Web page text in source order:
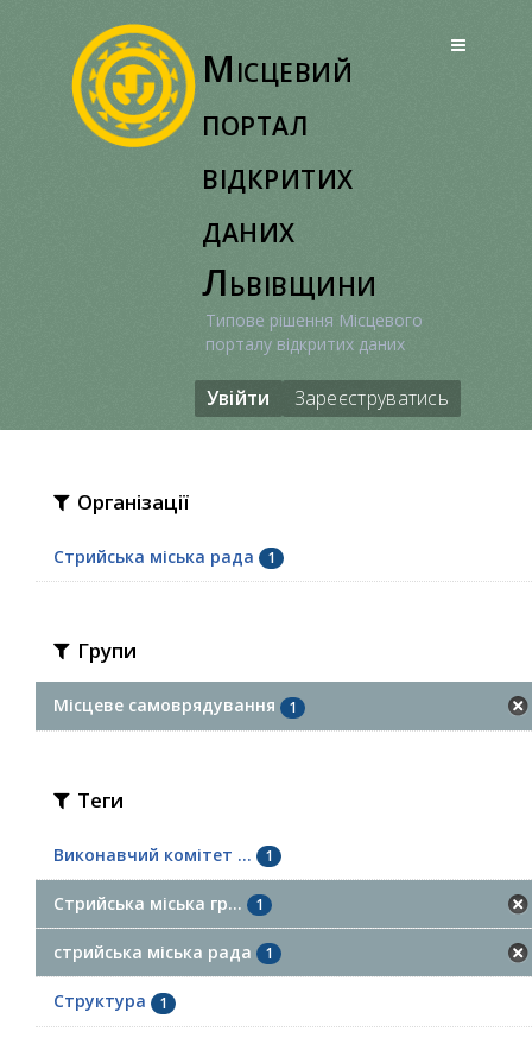
Місцевий
портал
відкритих
даних
Львівщини
Типове рішення Місцевого
порталу відкритих даних
Увійти Зареєструватись
Організації
Стрийська міська рада 1
Групи
Місцеве самоврядування 1
Теги
Виконавчий комітет ... 1
Стрийська міська гр... 1
стрийська міська рада 1
Структура 1